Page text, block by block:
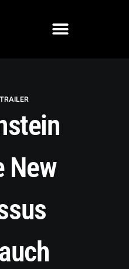
TRAILER
New